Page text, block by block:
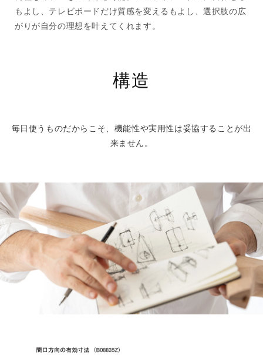
もよし、テレビボードだけ質感を変えるもよし、選択肢の広
がりが自分の理想を叶えてくれます。
構造
毎日使うものだからこそ、機能性や実用性は妥協することが出
来ません。